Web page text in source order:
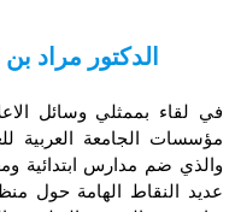
الدكتور مراد
في لقاء بممثلي وسائل
مؤسسات الجامعة العربية
والذي ضم مدارس ابتدائية
عديد النقاط الهامة حول